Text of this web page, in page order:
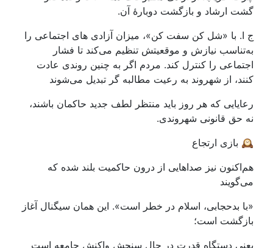
گشت ارشاد و بازگشت دوبارهٔ آن.
ج ا. با «شل کن سفت کن»، میزان آزادی های اجتماعی را
به‌تناسب نیازش و موقعیتش تنظیم می‌کند تا فشار
اجتماعی را کنترل کند. مردم اگر به چنین روندی عادت
کنند، از شهروند به رعیت مطالبه گر تبدیل می‌شوند
رعایایی که هر روز باید منتظر لطف جدید حاکمان باشند،
نه حق قانونی شهروندی.
🕰️ بازی ارتجاع
هم‌اکنون نیز صداهایی از درون حاکمیت بلند شده که
می‌گویند
«با بدحجابی، اسلام در خطر است». این همان سیگنال آغاز
بازگشت است؛
یعنی دستگاه قدرت در حال سنجش واکنش جامعه است